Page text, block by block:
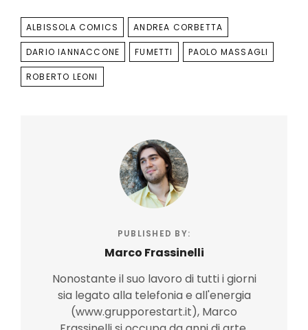
TAGS
ALBISSOLA COMICS ANDREA CORBETTA
DARIO IANNACCONE FUMETTI PAOLO MASSAGLI
ROBERTO LEONI
PUBLISHED BY:
Marco Frassinelli
Nonostante il suo lavoro di tutti i giorni
sia legato alla telefonia e all'energia
(www.grupporestart.it), Marco